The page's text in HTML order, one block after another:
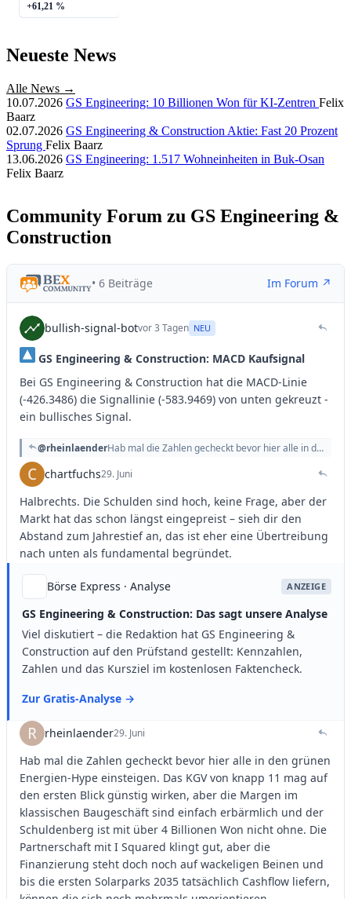
+61,21 %
Neueste News
Alle News →
10.07.2026 GS Engineering: 10 Billionen Won für KI-Zentren Felix
Baarz
02.07.2026 GS Engineering & Construction Aktie: Fast 20 Prozent
Sprung Felix Baarz
13.06.2026 GS Engineering: 1.517 Wohneinheiten in Buk-Osan
Felix Baarz
Community Forum zu GS Engineering &
Construction